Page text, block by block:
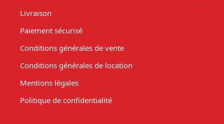
Livraison
Paiement sécurisé
Conditions générales de vente
Conditions générales de location
Mentions légales
Politique de confidentialité